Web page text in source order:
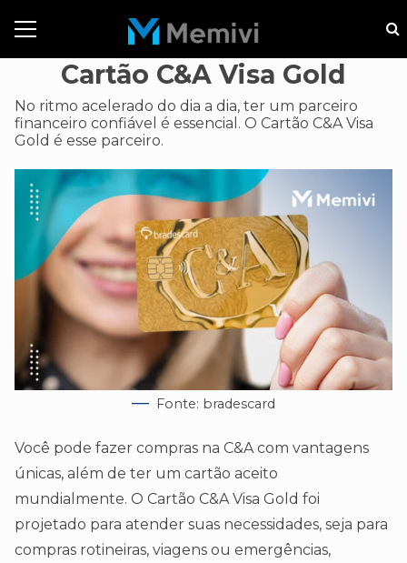
Cartão C&A Visa Gold
No ritmo acelerado do dia a dia, ter um parceiro
financeiro confiável é essencial. O Cartão C&A Visa
Gold é esse parceiro.
Fonte: bradescard
Você pode fazer compras na C&A com vantagens
únicas, além de ter um cartão aceito
mundialmente. O Cartão C&A Visa Gold foi
projetado para atender suas necessidades, seja para
compras rotineiras, viagens ou emergências,